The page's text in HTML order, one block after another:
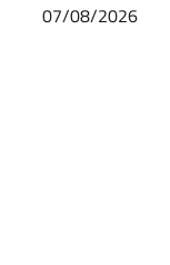
07/08/2026